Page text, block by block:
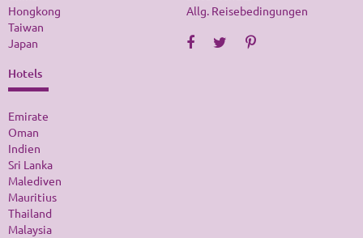
Hongkong
Taiwan
Japan
Hotels
Emirate
Oman
Indien
Sri Lanka
Malediven
Mauritius
Thailand
Malaysia
Allg. Reisebedingungen